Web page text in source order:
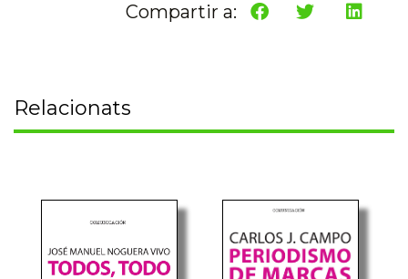
Compartir a:
Relacionats